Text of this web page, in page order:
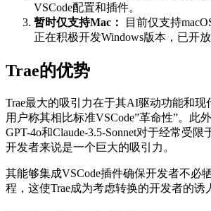
VSCode配置和插件。
暂时仅支持Mac：
目前仅支持
正在积极开发Windows版本，已开放
Trae的优势
Trae最大的吸引力在于其AI驱动功能和现
用户称其相比标准VSCode”革命性”。此
GPT-4o和Claude-3.5-Sonnet对于经常受
开发者来说是一个巨大的吸引力。
其能够集成VSCode插件确保开发者不必
程，这使Trae成为考虑转换的开发者的诱